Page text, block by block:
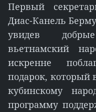
Первый
Диас-Канель
увидев
вьетнамский
искренне
подарок, который
кубинскому
программу